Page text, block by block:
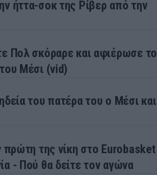
ήττα-σοκ της Ρίβερ από την
Πολ σκόραρε και αφιέρωσε το
Μέσι (vid)
του πατέρα του ο Μέσι και
πρώτη της νίκη στο Eurobasket
- Πού θα δείτε τον αγώνα